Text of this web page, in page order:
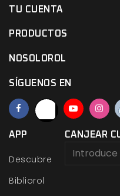
TU CUENTA
PRODUCTOS
NOSOLOROL
SÍGUENOS EN
APP
Descubre
Bibliorol
CANJEAR